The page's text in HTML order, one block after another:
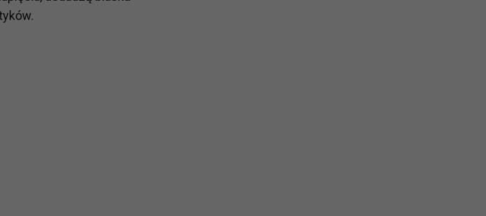
podmiotom przetwarzającym je na nasze zlecenie,
oraz podmiotom uprawnionym do uzyskania danych na podstawie
usunięcia lub ograniczenia ich przetwarzania. Możesz
sprzeciw oraz skorzystać z innych praw wymienionych